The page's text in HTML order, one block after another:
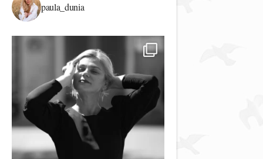
paula_dunia